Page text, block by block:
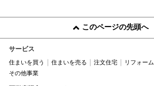
このページの先頭へ
サービス
住まいを買う 住まいを売る 注文住宅 リフォーム
その他事業